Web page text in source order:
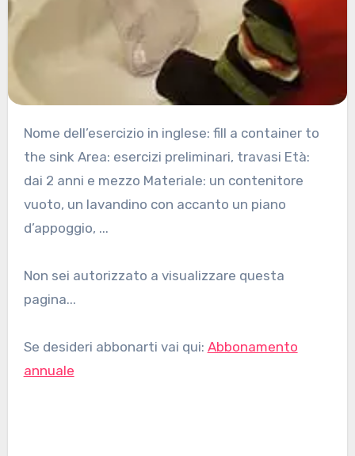
Nome dell’esercizio in inglese: fill a container to
the sink Area: esercizi preliminari, travasi Età:
dai 2 anni e mezzo Materiale: un contenitore
vuoto, un lavandino con accanto un piano
d’appoggio, ...
Non sei autorizzato a visualizzare questa
pagina...
Se desideri abbonarti vai qui: Abbonamento
annuale